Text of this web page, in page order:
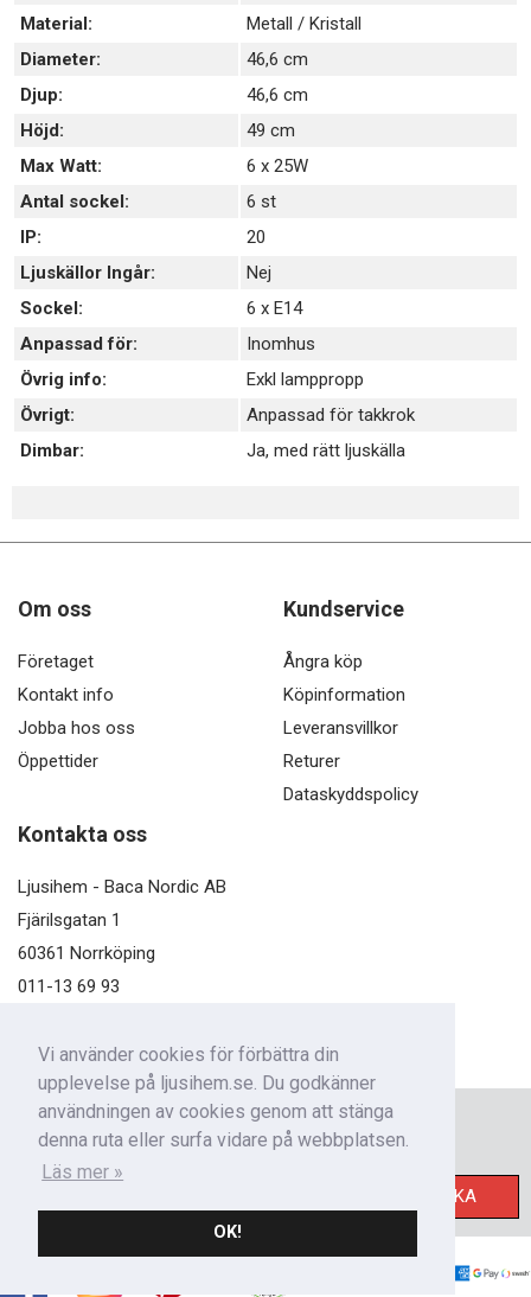
Vi använder cookies för förbättra din
upplevelse på ljusihem.se. Du godkänner
användningen av cookies genom att stänga
denna ruta eller surfa vidare på webbplatsen.
Läs mer »
OK!
Material:
Metall / Kristall
Diameter:
46,6 cm
Djup:
46,6 cm
Höjd:
49 cm
Max Watt:
6 x 25W
Antal sockel:
6 st
IP:
20
Ljuskällor Ingår:
Nej
Sockel:
6 x E14
Anpassad för:
Inomhus
Övrig info:
Exkl lamppropp
Övrigt:
Anpassad för takkrok
Dimbar:
Ja, med rätt ljuskälla
Om oss
Företaget
Kontakt info
Jobba hos oss
Öppettider
Kundservice
Ångra köp
Köpinformation
Leveransvillkor
Returer
Dataskyddspolicy
Kontakta oss
Ljusihem - Baca Nordic AB
Fjärilsgatan 1
60361 Norrköping
011-13 69 93
Nyhetsbrev
SKICKA